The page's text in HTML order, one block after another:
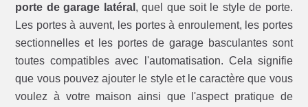
porte de garage latéral , quel que soit le style de porte.
Les portes à auvent, les portes à enroulement, les portes
sectionnelles et les portes de garage basculantes sont
toutes compatibles avec l'automatisation. Cela signifie
que vous pouvez ajouter le style et le caractère que vous
voulez à votre maison ainsi que l'aspect pratique de